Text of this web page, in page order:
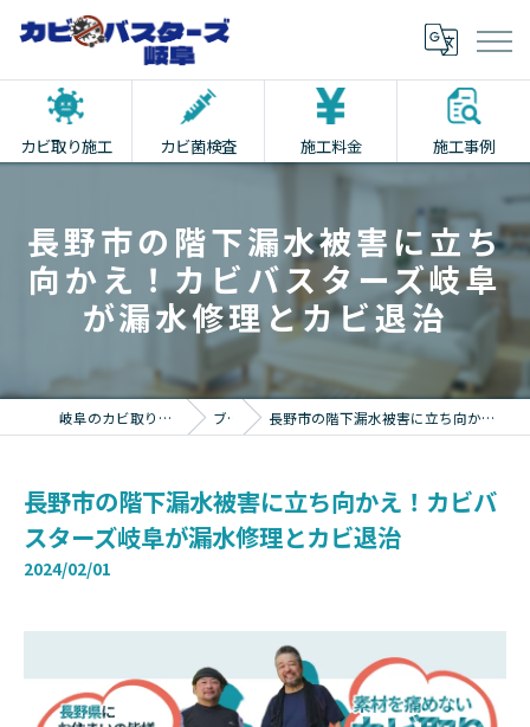
カビ取り施工 カビ菌検査 施工料金 施工事例
長野市の階下漏水被害に立ち
向かえ！カビバスターズ岐阜
が漏水修理とカビ退治
岐阜のカビ取りならカビバスターズ岐阜 ブログ 長野市の階下漏水被害に立ち向かえ！カビバスターズ岐阜が漏水修理とカビ退治
長野市の階下漏水被害に立ち向かえ！カビバ
スターズ岐阜が漏水修理とカビ退治
2024/02/01